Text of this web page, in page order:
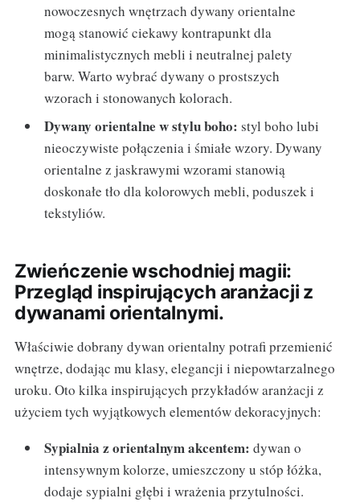
nowoczesnych wnętrzach dywany orientalne
mogą stanowić ciekawy kontrapunkt dla
minimalistycznych mebli i neutralnej palety
barw. Warto wybrać dywany o prostszych
wzorach i stonowanych kolorach.
Dywany orientalne w stylu boho: styl boho lubi
nieoczywiste połączenia i śmiałe wzory. Dywany
orientalne z jaskrawymi wzorami stanowią
doskonałe tło dla kolorowych mebli, poduszek i
tekstyliów.
Zwieńczenie wschodniej magii:
Przegląd inspirujących aranżacji z
dywanami orientalnymi.
Właściwie dobrany dywan orientalny potrafi przemienić
wnętrze, dodając mu klasy, elegancji i niepowtarzalnego
uroku. Oto kilka inspirujących przykładów aranżacji z
użyciem tych wyjątkowych elementów dekoracyjnych:
Sypialnia z orientalnym akcentem: dywan o
intensywnym kolorze, umieszczony u stóp łóżka,
dodaje sypialni głębi i wrażenia przytulności.